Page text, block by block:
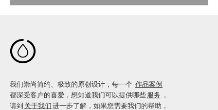

我们崇尚简约、极致的原创设计，每一个 作品案例
都深受客户的喜爱，想知道我们可以提供哪些服务 ，
请到 关于我们进一步了解，如果您需要我们的帮助，